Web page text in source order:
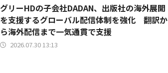
グリーHDの子会社DADAN、出版社の海外展開
を支援するグローバル配信体制を強化 翻訳か
ら海外配信まで一気通貫で支援
2026.07.30 13:13